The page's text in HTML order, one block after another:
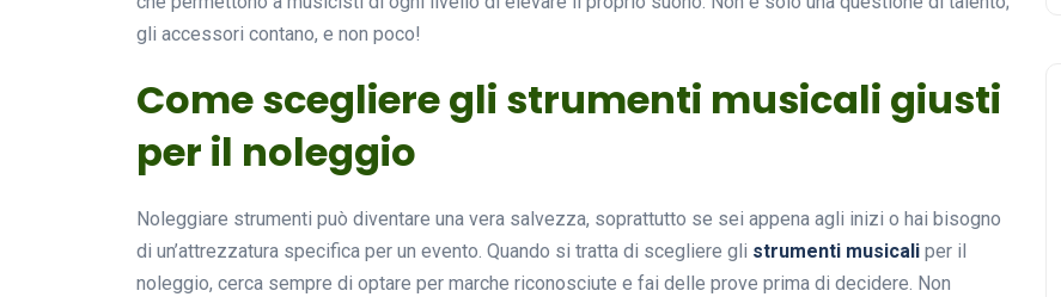
gli accessori contano, e non poco!
Come scegliere gli strumenti musicali giusti
per il noleggio
Noleggiare strumenti può diventare una vera salvezza, soprattutto se sei appena agli inizi o hai bisogno
di un’attrezzatura specifica per un evento. Quando si tratta di scegliere gli strumenti musicali per il
noleggio, cerca sempre di optare per marche riconosciute e fai delle prove prima di decidere. Non
Musica